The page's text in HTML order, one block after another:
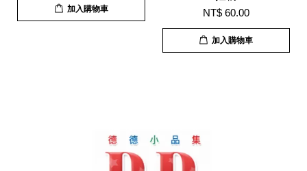
加入購物車 NT$ 60.00
加入購物車